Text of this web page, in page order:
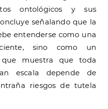
ontológicos y sus
señalando que la
entenderse como una
sino como un
que muestra que toda
escala depende de
riesgos de tutela